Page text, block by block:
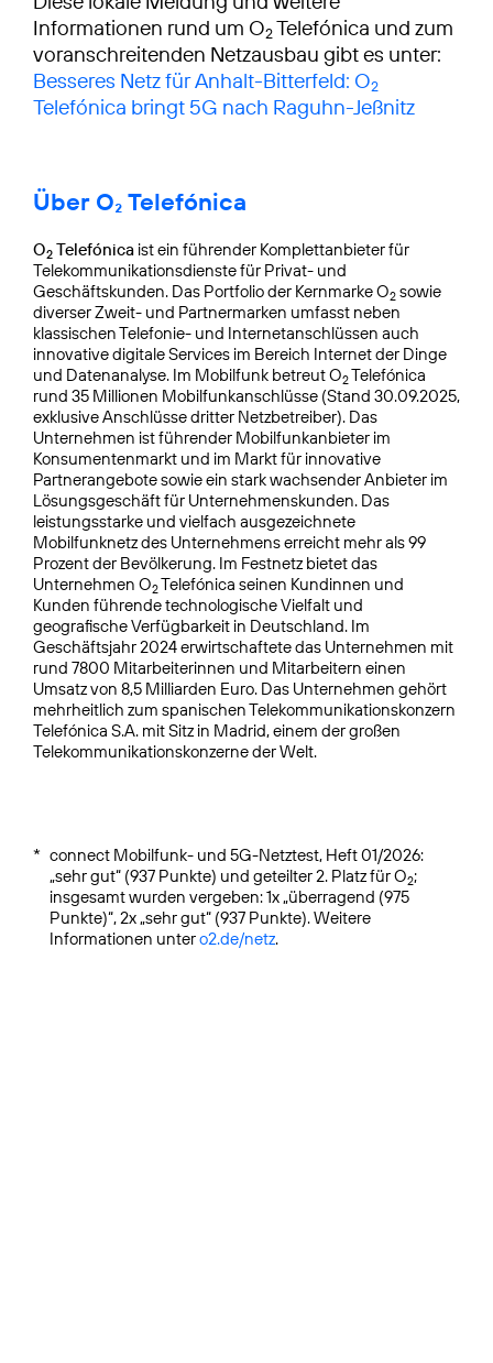
Informationen rund um O2Telefónica und zum
voranschreitenden Netzausbau gibt es unter:
Besseres Netz für Anhalt-Bitterfeld: O2
Telefónica bringt 5G nach Raguhn-Jeßnitz
Über O₂ Telefónica
O2 Telefónica ist ein führender Komplettanbieter für
Telekommunikationsdienste für Privat- und
Geschäftskunden. Das Portfolio der Kernmarke O2 sowie
diverser Zweit- und Partnermarken umfasst neben
klassischen Telefonie- und Internetanschlüssen auch
innovative digitale Services im Bereich Internet der Dinge
und Datenanalyse. Im Mobilfunk betreut O2Telefónica
rund 35 Millionen Mobilfunkanschlüsse (Stand 30.09.2025,
exklusive Anschlüsse dritter Netzbetreiber). Das
Unternehmen ist führender Mobilfunkanbieter im
Konsumentenmarkt und im Markt für innovative
Partnerangebote sowie ein stark wachsender Anbieter im
Lösungsgeschäft für Unternehmenskunden. Das
leistungsstarke und vielfach ausgezeichnete
Mobilfunknetz des Unternehmens erreicht mehr als 99
Prozent der Bevölkerung. Im Festnetz bietet das
Unternehmen O2Telefónica seinen Kundinnen und
Kunden führende technologische Vielfalt und
geografische Verfügbarkeit in Deutschland. Im
Geschäftsjahr 2024 erwirtschaftete das Unternehmen mit
rund 7800 Mitarbeiterinnen und Mitarbeitern einen
Umsatz von 8,5 Milliarden Euro. Das Unternehmen gehört
mehrheitlich zum spanischen Telekommunikationskonzern
Telefónica S.A. mit Sitz in Madrid, einem der großen
Telekommunikationskonzerne der Welt.
* connect Mobilfunk- und 5G-Netztest, Heft 01/2026:
„sehr gut“ (937 Punkte) und geteilter 2. Platz für O2;
insgesamt wurden vergeben: 1x „überragend (975
Punkte)“, 2x „sehr gut“ (937 Punkte). Weitere
Informationen untero2.de/netz.